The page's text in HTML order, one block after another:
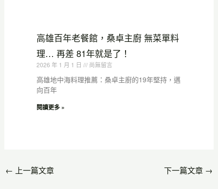
高雄百年老餐館，桑卓主廚 無菜單料
理… 再差 81年就是了！
2026 年 1 月 1 日 尚無留言
高雄地中海料理推薦：桑卓主廚的19年堅持，邁
向百年
閱讀更多 »
← 上一篇文章 下一篇文章 →